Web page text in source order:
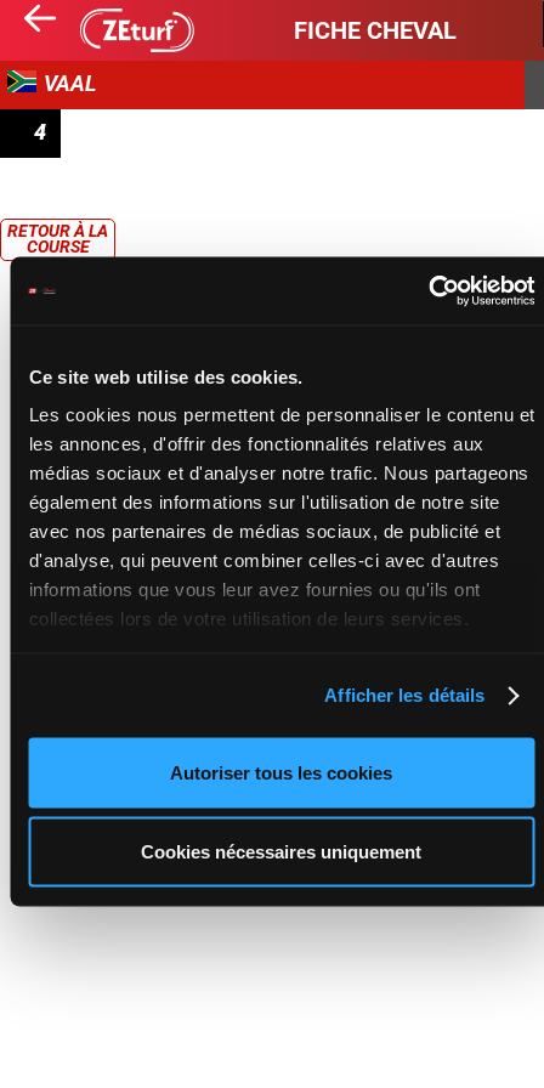
Ce site web utilise des cookies.
Les cookies nous permettent de personnaliser le contenu et
les annonces, d'offrir des fonctionnalités relatives aux
médias sociaux et d'analyser notre trafic. Nous partageons
également des informations sur l'utilisation de notre site
avec nos partenaires de médias sociaux, de publicité et
d'analyse, qui peuvent combiner celles-ci avec d'autres
informations que vous leur avez fournies ou qu'ils ont
collectées lors de votre utilisation de leurs services.
Afficher les détails
Autoriser tous les cookies
Cookies nécessaires uniquement
FICHE CHEVAL
VAAL
4
RETOUR À LA
COURSE